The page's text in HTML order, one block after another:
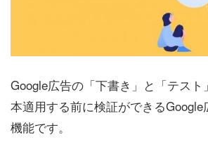
Google広告の「下書き」と「テス
本適用する前に検証ができる
機能です。